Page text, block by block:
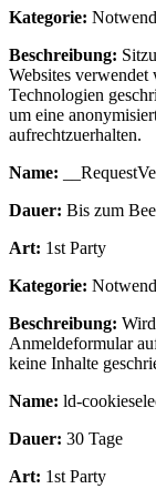
Kategorie:
Beschreibung:
Websites
Technologien
um eine
aufrechtzuerhalten.
Name:
Dauer: Bis zum
Art: 1st Party
Kategorie:
Beschreibung:
Anmeldeformular
keine Inhalte
Name: ld-
Dauer: 30 Tage
Art: 1st Party